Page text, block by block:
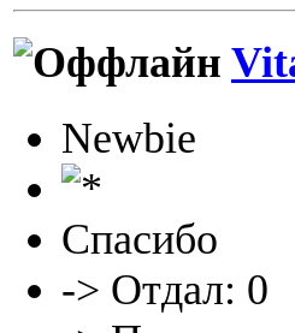
Newbie
Спасибо
-> Отдал: 0